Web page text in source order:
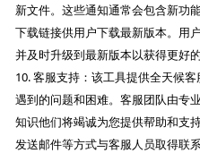
新文件。这些通知通常会包含新功
下载链接供用户下载最新版本。用
并及时升级到最新版本以获得更好
10. 客服支持：该工具提供全天候
遇到的问题和困难。客服团队由专
知识他们将竭诚为您提供帮助和支
发送邮件等方式与客服人员取得联